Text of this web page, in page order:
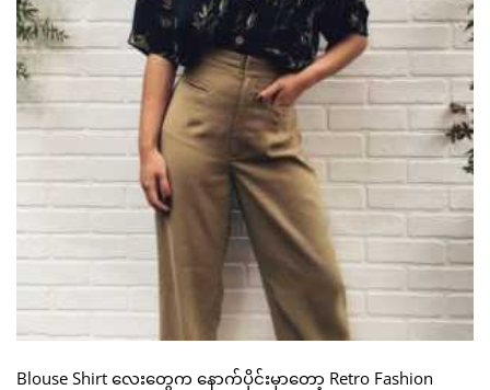
Blouse Shirt လေးတွေက နောက်ပိုင်းမှာတော့ Retro Fashion